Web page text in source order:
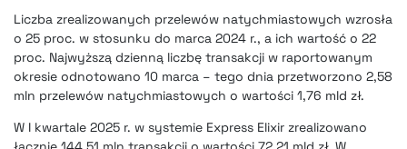
Liczba zrealizowanych przelewów natychmiastowych wzrosła
o 25 proc. w stosunku do marca 2024 r., a ich wartość o 22
proc. Najwyższą dzienną liczbę transakcji w raportowanym
okresie odnotowano 10 marca – tego dnia przetworzono 2,58
mln przelewów natychmiastowych o wartości 1,76 mld zł.
W I kwartale 2025 r. w systemie Express Elixir zrealizowano